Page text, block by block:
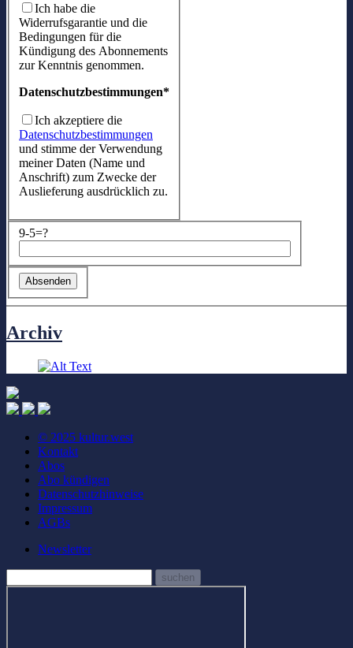
Ich habe die
Widerrufsgarantie und die
Bedingungen für die
Kündigung des Abonnements
zur Kenntnis genommen.
Datenschutzbestimmungen*
Ich akzeptiere die
Datenschutzbestimmungen
und stimme der Verwendung
meiner Daten (Name und
Anschrift) zum Zwecke der
Auslieferung ausdrücklich zu.
9-5=?
Archiv
© 2025 kultur.west
Kontakt
Abos
Abo kündigen
Datenschutzhinweise
Impressum
AGBs
Newsletter